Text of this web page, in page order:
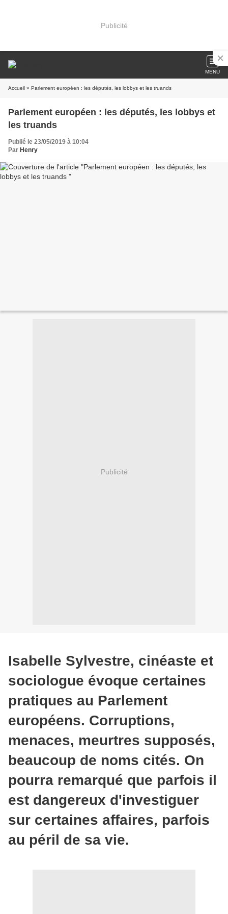
Publicité
MENU
Accueil » Parlement européen : les députés, les lobbys et les truands
Parlement européen : les députés, les lobbys et
les truands
Publié le 23/05/2019 à 10:04
Par Henry
Publicité
Isabelle Sylvestre, cinéaste et
sociologue évoque certaines
pratiques au Parlement
européens. Corruptions,
menaces, meurtres supposés,
beaucoup de noms cités. On
pourra remarqué que parfois il
est dangereux d'investiguer
sur certaines affaires, parfois
au péril de sa vie.